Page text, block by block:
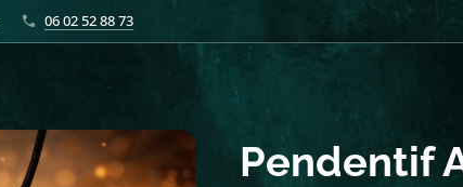
06 02 52 88 73
Pendentif